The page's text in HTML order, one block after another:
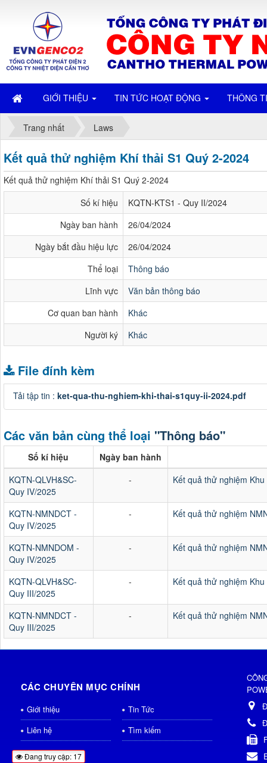
GIỚI THIỆU TIN TỨC HOẠT ĐỘNG THÔNG
Trang nhất Laws
Kết quả thử nghiệm Khí thải S1 Quý 2-2024
Kết quả thử nghiệm Khí thải S1 Quý 2-2024
Số kí hiệu
KQTN-KTS1 - Quy II/2024
Ngày ban hành
26/04/2024
Ngày bắt đầu hiệu lực
26/04/2024
Thể loại
Thông báo
Lĩnh vực
Văn bản thông báo
Cơ quan ban hành
Khác
Người ký
Khác
File đính kèm
Tải tập tin : ket-qua-thu-nghiem-khi-thai-s1quy-ii-2024.pdf
Các văn bản cùng thể loại "Thông báo"
Số kí hiệu
Ngày ban hành
KQTN-QLVH&SC-
Quy IV/2025
- Kết quả thử nghiệm
KQTN-NMNDCT -
Quy IV/2025
- Kết quả thử nghiệm
KQTN-NMNDOM -
Quy IV/2025
- Kết quả thử nghiệm
KQTN-QLVH&SC-
Quy III/2025
- Kết quả thử nghiệm
KQTN-NMNDCT -
Quy III/2025
- Kết quả thử nghiệm
CÁC CHUYÊN MỤC CHÍNH
Giới thiệu
Tin Tức
Liên hệ
Tìm kiếm
Đang truy cập: 17